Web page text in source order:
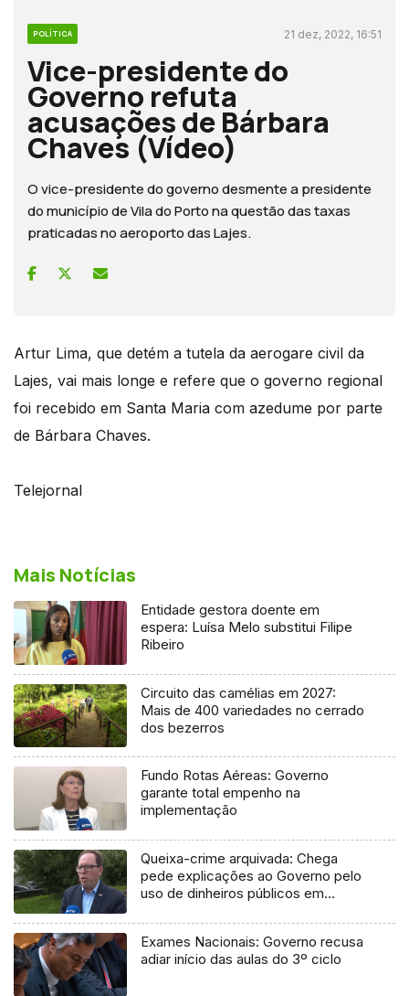
POLÍTICA 21 dez, 2022, 16:51
Vice-presidente do
Governo refuta
acusações de Bárbara
Chaves (Vídeo)
O vice-presidente do governo desmente a presidente
do município de Vila do Porto na questão das taxas
praticadas no aeroporto das Lajes.
Artur Lima, que detém a tutela da aerogare civil da
Lajes, vai mais longe e refere que o governo regional
foi recebido em Santa Maria com azedume por parte
de Bárbara Chaves.
Telejornal
Mais Notícias
Entidade gestora doente em
espera: Luísa Melo substitui Filipe
Ribeiro
Circuito das camélias em 2027:
Mais de 400 variedades no cerrado
dos bezerros
Fundo Rotas Aéreas: Governo
garante total empenho na
implementação
Queixa-crime arquivada: Chega
pede explicações ao Governo pelo
uso de dinheiros públicos em
Exames Nacionais: Governo recusa
adiar início das aulas do 3º ciclo